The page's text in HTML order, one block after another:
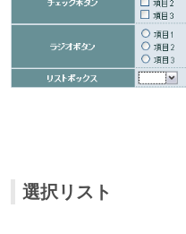
選択リスト